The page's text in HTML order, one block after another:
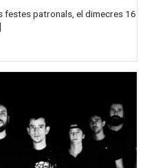
festes patronals, el dimecres 16